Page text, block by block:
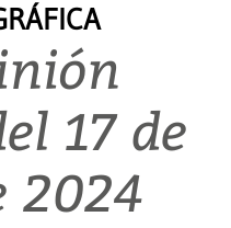
17 de
2024